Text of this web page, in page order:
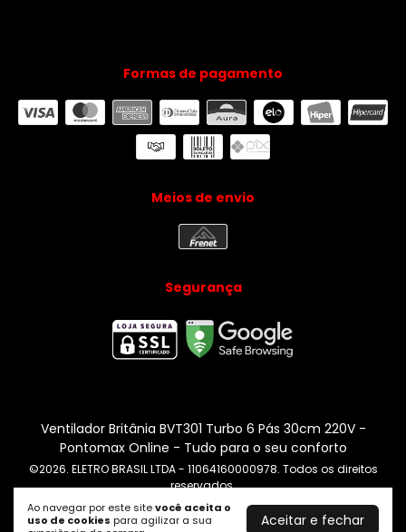
Ao navegar por este sitevocê aceita o
uso de cookies para agilizar a sua
Aceitar e fechar
Formas de pagamento
Meios de envio
Segurança
Ventilador Britânia BVT301 Turbo 6 Pás 30cm 220V-
Pontomax Online - Tudo para o seu conforto
©2026. ELETRO BRASIL LTDA - 11064160000978. Todos os direitos
reservados.